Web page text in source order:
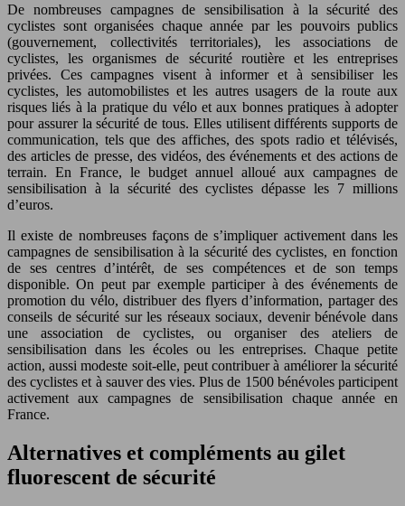
De nombreuses campagnes de sensibilisation à la sécurité des
cyclistes sont organisées chaque année par les pouvoirs publics
(gouvernement, collectivités territoriales), les associations de
cyclistes, les organismes de sécurité routière et les entreprises
privées. Ces campagnes visent à informer et à sensibiliser les
cyclistes, les automobilistes et les autres usagers de la route aux
risques liés à la pratique du vélo et aux bonnes pratiques à adopter
pour assurer la sécurité de tous. Elles utilisent différents supports de
communication, tels que des affiches, des spots radio et télévisés,
des articles de presse, des vidéos, des événements et des actions de
terrain. En France, le budget annuel alloué aux campagnes de
sensibilisation à la sécurité des cyclistes dépasse les 7 millions
d’euros.
Il existe de nombreuses façons de s’impliquer activement dans les
campagnes de sensibilisation à la sécurité des cyclistes, en fonction
de ses centres d’intérêt, de ses compétences et de son temps
disponible. On peut par exemple participer à des événements de
promotion du vélo, distribuer des flyers d’information, partager des
conseils de sécurité sur les réseaux sociaux, devenir bénévole dans
une association de cyclistes, ou organiser des ateliers de
sensibilisation dans les écoles ou les entreprises. Chaque petite
action, aussi modeste soit-elle, peut contribuer à améliorer la sécurité
des cyclistes et à sauver des vies. Plus de 1500 bénévoles participent
activement aux campagnes de sensibilisation chaque année en
France.
Alternatives et compléments au gilet
fluorescent de sécurité